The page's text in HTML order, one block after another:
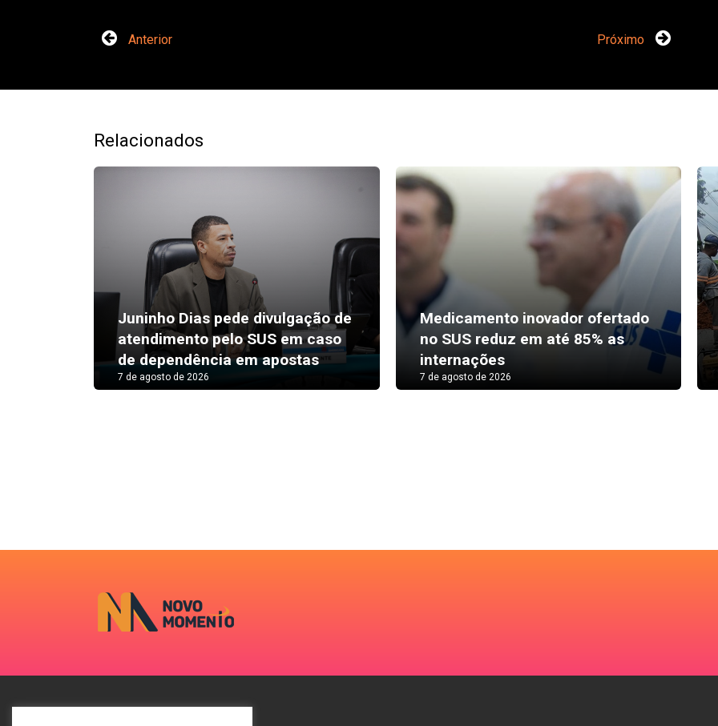
Anterior Próximo
Relacionados
Juninho Dias pede divulgação de
atendimento pelo SUS em caso
de dependência em apostas
7 de agosto de 2026
Medicamento inovador ofertado
no SUS reduz em até 85% as
internações
7 de agosto de 2026